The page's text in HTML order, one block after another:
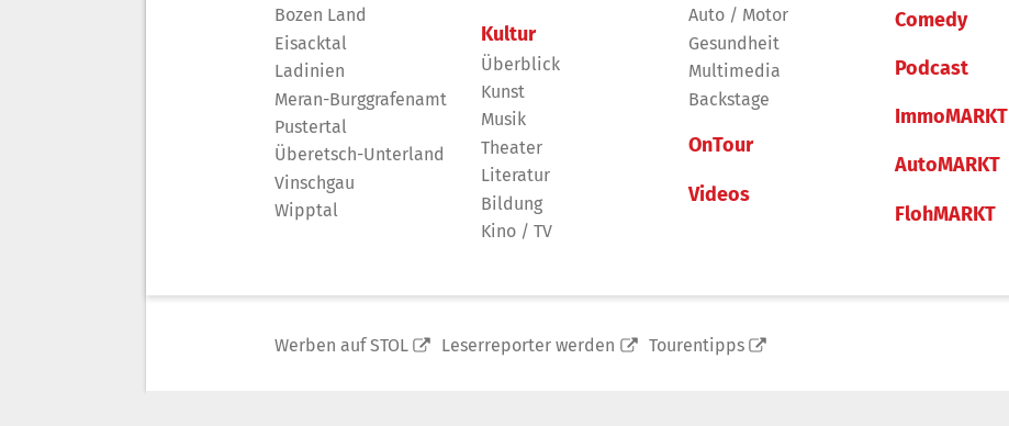
Bozen Land
Eisacktal
Ladinien
Meran-Burggrafenamt
Pustertal
Überetsch-Unterland
Vinschgau
Wipptal
Kultur
Überblick
Kunst
Musik
Theater
Literatur
Bildung
Kino / TV
Auto / Motor
Gesundheit
Multimedia
Backstage
OnTour
Videos
Comedy
Podcast
ImmoMARKT
AutoMARKT
FlohMARKT
Werben auf STOL Leserreporter werden Tourentipps